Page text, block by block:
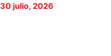
30 julio, 2026